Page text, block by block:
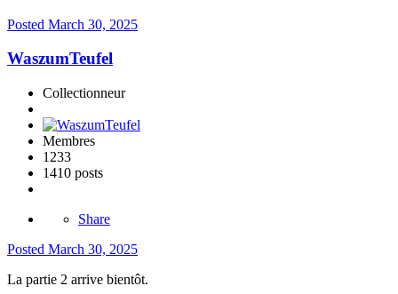
Posted March 30, 2025
WaszumTeufel
Collectionneur
Membres
1233
1410 posts
Share
Posted March 30, 2025
La partie 2 arrive bientôt.